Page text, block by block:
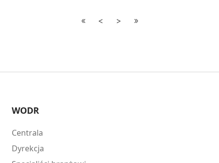
WODR
Centrala
Dyrekcja